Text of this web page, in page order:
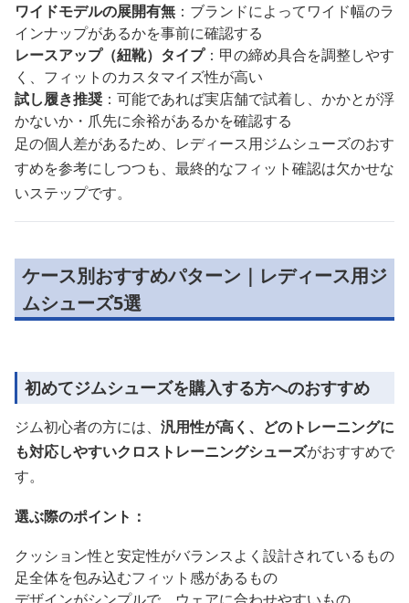
ワイドモデルの展開有無 ：ブランドによってワイド幅のラ
インナップがあるかを事前に確認する
レースアップ（紐靴）タイプ：甲の締め具合を調整しやす
く、フィットのカスタマイズ性が高い
試し履き推奨 ：可能であれば実店舗で試着し、かかとが浮
かないか・爪先に余裕があるかを確認する
足の個人差があるため、レディース用ジムシューズのおす
すめを参考にしつつも、最終的なフィット確認は欠かせな
いステップです。
ケース別おすすめパターン｜レディース用ジ
ムシューズ5選
初めてジムシューズを購入する方へのおすすめ
ジム初心者の方には、 汎用性が高く、どのトレーニングに
も対応しやすいクロストレーニングシューズがおすすめで
す。
選ぶ際のポイント：
クッション性と安定性がバランスよく設計されているもの
足全体を包み込むフィット感があるもの